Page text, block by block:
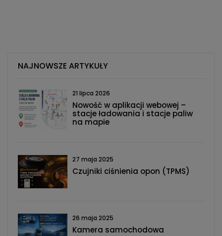
NAJNOWSZE ARTYKUŁY
21 lipca 2026
Nowość w aplikacji webowej –
stacje ładowania i stacje paliw
na mapie
27 maja 2025
Czujniki ciśnienia opon (TPMS)
26 maja 2025
Kamera samochodowa